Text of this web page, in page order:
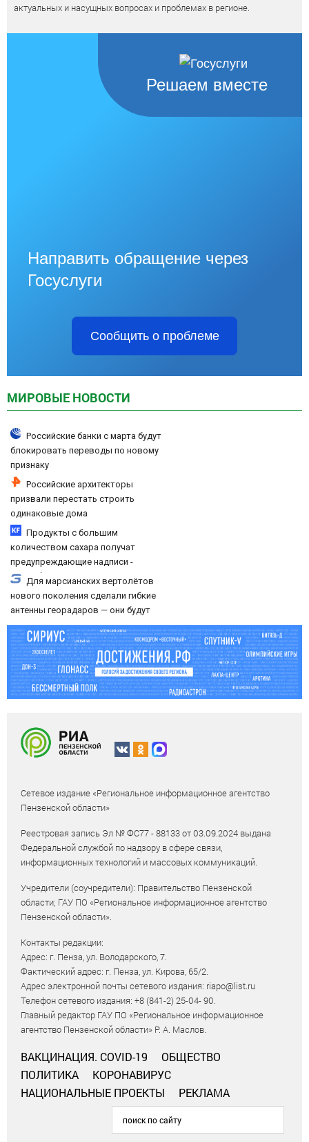
актуальных и насущных вопросах и проблемах в регионе.
Решаем вместе
Направить обращение через
Госуслуги
Сообщить о проблеме
МИРОВЫЕ НОВОСТИ
Российские банки с марта будут
блокировать переводы по новому
признаку
Российские архитекторы
призвали перестать строить
одинаковые дома
Продукты с большим
количеством сахара получат
предупреждающие надписи -
подробности 06/08/2026 – Новости
Для марсианских вертолётов
нового поколения сделали гибкие
антенны георадаров — они будут
искать залежи воды
Сетевое издание «Региональное информационное агентство
Пензенской области»
Реестровая запись Эл № ФС77 - 88133 от 03.09.2024 выдана
Федеральной службой по надзору в сфере связи,
информационных технологий и массовых коммуникаций.
Учредители (соучредители): Правительство Пензенской
области; ГАУ ПО «Региональное информационное агентство
Пензенской области».
Контакты редакции:
Адрес: г. Пенза, ул. Володарского, 7.
Фактический адрес: г. Пенза, ул. Кирова, 65/2.
Адрес электронной почты сетевого издания: riapo@list.ru
Телефон сетевого издания: +8 (841-2) 25-04- 90.
Главный редактор ГАУ ПО «Региональное информационное
агентство Пензенской области» Р. А. Маслов.
ВАКЦИНАЦИЯ. COVID-19
ОБЩЕСТВО
ПОЛИТИКА
КОРОНАВИРУС
НАЦИОНАЛЬНЫЕ ПРОЕКТЫ
РЕКЛАМА